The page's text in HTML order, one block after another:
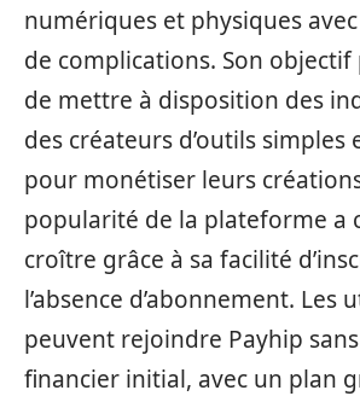
numériques et physiques
de complications. Son
de mettre à disposition des
des créateurs d’outils simples
pour monétiser leurs
popularité de la plateforme a
croître grâce à sa facilité
l’absence d’abonnement. Les
peuvent rejoindre Payhip
financier initial, avec un plan